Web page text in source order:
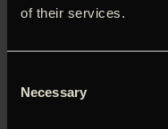
of their services.
Selection
Necessary